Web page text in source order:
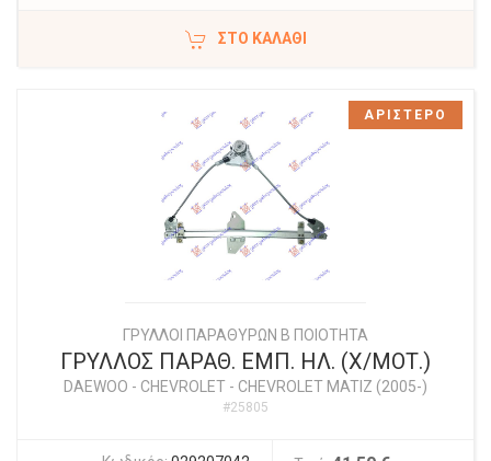
ΣΤΟ ΚΑΛΆΘΙ
ΓΡΥΛΛΟΙ ΠΑΡΑΘΥΡΩΝ Β ΠΟΙΟΤΗΤΑ
ΓΡΥΛΛΟΣ ΠΑΡΑΘ. ΕΜΠ. ΗΛ. (Χ/ΜΟΤ.)
DAEWOO - CHEVROLET - CHEVROLET MATIZ (2005-)
#25805
ΑΡΙΣΤΕΡΟ